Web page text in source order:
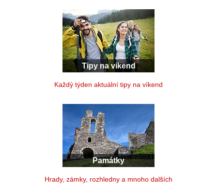
Tipy na víkend
Každý týden aktuální tipy na víkend
Památky
Hrady, zámky, rozhledny a mnoho dalších